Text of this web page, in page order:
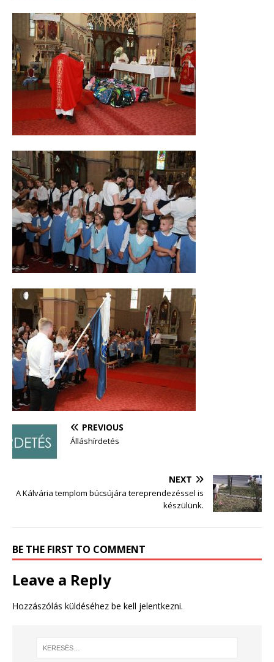
PREVIOUS
Álláshírdetés
NEXT
A Kálvária templom búcsújára tereprendezéssel is
készülünk.
BE THE FIRST TO COMMENT
Leave a Reply
Hozzászólás küldéséhez be kell jelentkezni.